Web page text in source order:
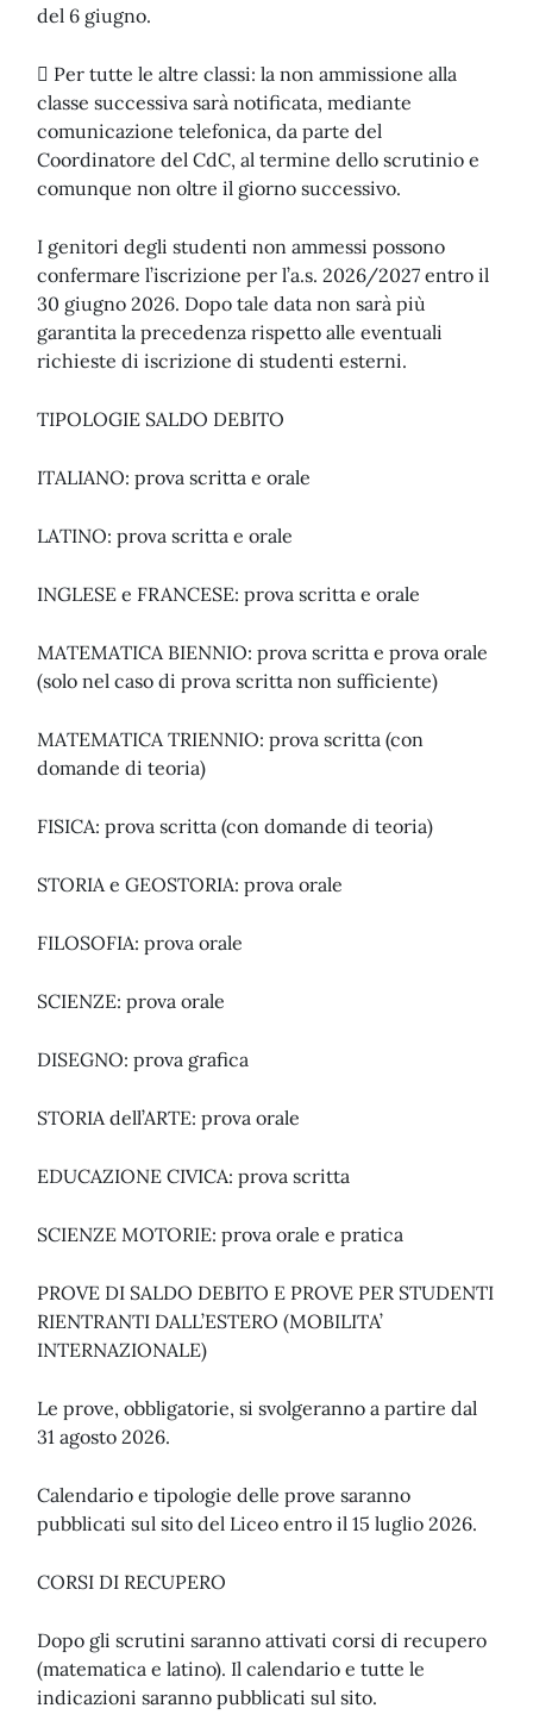
del 6 giugno.
 Per tutte le altre classi: la non ammissione alla
classe successiva sarà notificata, mediante
comunicazione telefonica, da parte del
Coordinatore del CdC, al termine dello scrutinio e
comunque non oltre il giorno successivo.
I genitori degli studenti non ammessi possono
confermare l’iscrizione per l’a.s. 2026/2027 entro il
30 giugno 2026. Dopo tale data non sarà più
garantita la precedenza rispetto alle eventuali
richieste di iscrizione di studenti esterni.
TIPOLOGIE SALDO DEBITO
ITALIANO: prova scritta e orale
LATINO: prova scritta e orale
INGLESE e FRANCESE: prova scritta e orale
MATEMATICA BIENNIO: prova scritta e prova orale
(solo nel caso di prova scritta non sufficiente)
MATEMATICA TRIENNIO: prova scritta (con
domande di teoria)
FISICA: prova scritta (con domande di teoria)
STORIA e GEOSTORIA: prova orale
FILOSOFIA: prova orale
SCIENZE: prova orale
DISEGNO: prova grafica
STORIA dell’ARTE: prova orale
EDUCAZIONE CIVICA: prova scritta
SCIENZE MOTORIE: prova orale e pratica
PROVE DI SALDO DEBITO E PROVE PER STUDENTI
RIENTRANTI DALL’ESTERO (MOBILITA’
INTERNAZIONALE)
Le prove, obbligatorie, si svolgeranno a partire dal
31 agosto 2026.
Calendario e tipologie delle prove saranno
pubblicati sul sito del Liceo entro il 15 luglio 2026.
CORSI DI RECUPERO
Dopo gli scrutini saranno attivati corsi di recupero
(matematica e latino). Il calendario e tutte le
indicazioni saranno pubblicati sul sito.